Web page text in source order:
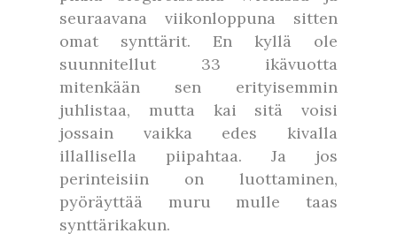
seuraavana viikonloppuna sitten
omat synttärit. En kyllä ole
suunnitellut 33 ikävuotta
mitenkään sen erityisemmin
juhlistaa, mutta kai sitä voisi
jossain vaikka edes kivalla
illallisella piipahtaa. Ja jos
perinteisiin on luottaminen,
pyöräyttää muru mulle taas
synttärikakun.